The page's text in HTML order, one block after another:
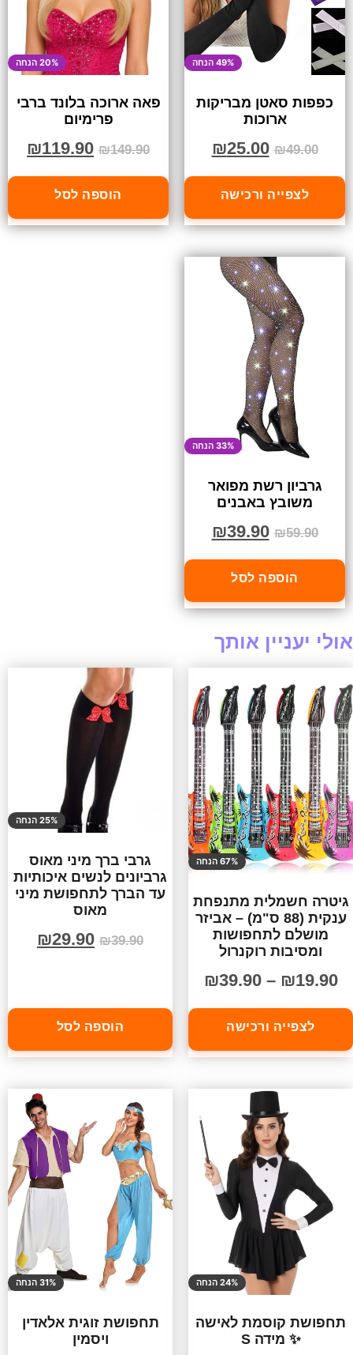
49% הנחה
כפפות סאטן מבריקות
ארוכות
₪49.00
₪25.00
לצפייה ורכישה
20% הנחה
פאה ארוכה בלונד ברבי
פרימיום
₪149.90
₪119.90
הוספה לסל
33% הנחה
גרביון רשת מפואר
משובץ באבנים
₪59.90
₪39.90
הוספה לסל
אולי יעניין אותך
67% הנחה
גיטרה חשמלית מתנפחת
ענקית (88 ס"מ) – אביזר
מושלם לתחפושות
ומסיבות רוקנרול
₪19.90
–
₪39.90
לצפייה ורכישה
25% הנחה
גרבי ברך מיני מאוס
גרביונים לנשים איכותיות
עד הברך לתחפושת מיני
מאוס
₪39.90
₪29.90
הוספה לסל
24% הנחה
תחפושת קוסמת לאישה
✨ מידה S
31% הנחה
תחפושת זוגית אלאדין
ויסמין